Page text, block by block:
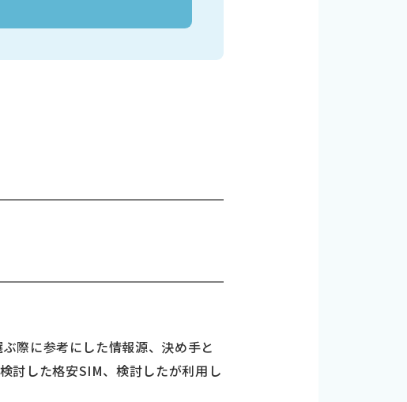
際に参考にした情報源、決め手と
討した格安SIM、検討したが利用し